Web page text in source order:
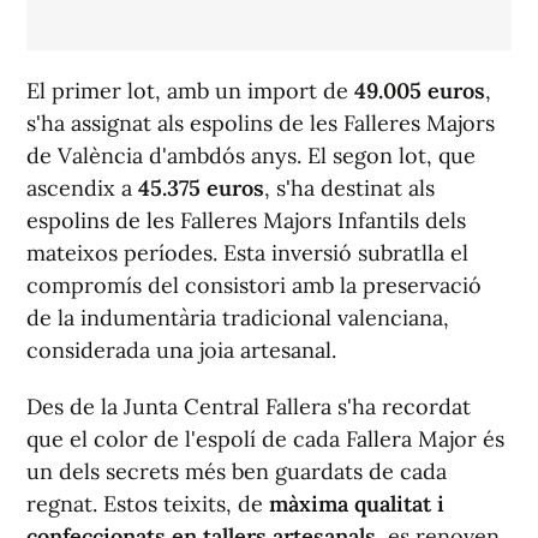
El primer lot, amb un import de 49.005 euros,
s'ha assignat als espolins de les Falleres Majors
de València d'ambdós anys. El segon lot, que
ascendix a 45.375 euros, s'ha destinat als
espolins de les Falleres Majors Infantils dels
mateixos períodes. Esta inversió subratlla el
compromís del consistori amb la preservació
de la indumentària tradicional valenciana,
considerada una joia artesanal.
Des de la Junta Central Fallera s'ha recordat
que el color de l'espolí de cada Fallera Major és
un dels secrets més ben guardats de cada
regnat. Estos teixits, de màxima qualitat i